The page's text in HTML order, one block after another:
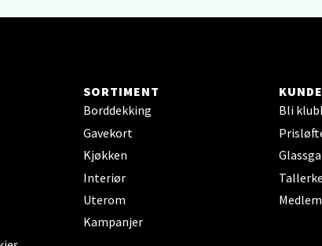
SORTIMENT
Borddekking
Gavekort
Kjøkken
Interiør
Uterom
Kampanjer
Bli
vei 38, 0594 Oslo